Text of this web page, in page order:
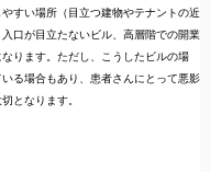
すい場所（目立つ建物やテナントの近
口が目立たないビル、高層階での開業
ります。ただし、こうしたビルの場
る場合もあり、患者さんにとって悪影
となります。